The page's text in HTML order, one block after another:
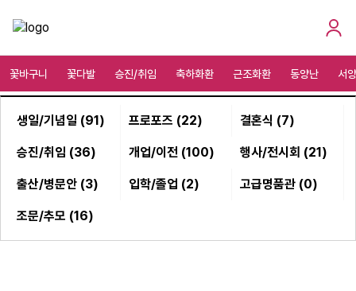
꽃바구니 꽃다발 승진/취임 축하화환 근조화환 동양난 서
생일/기념일 (91) 프로포즈 (22) 결혼식 (7)
승진/취임 (36) 개업/이전 (100) 행사/전시회 (21)
출산/병문안 (3) 입학/졸업 (2) 고급명품관 (0)
조문/추모 (16)